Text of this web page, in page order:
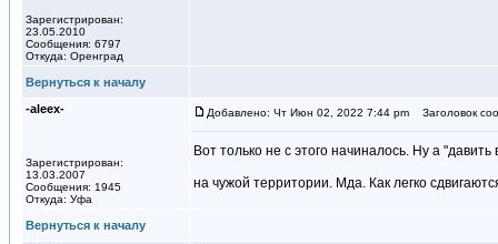
Зарегистрирован:
23.05.2010
Сообщения: 6797
Откуда: Оренград
Вернуться к началу
-aleex-
Зарегистрирован:
13.03.2007
Сообщения: 1945
Откуда: Уфа
Добавлено: Чт Июн 02, 2022 7:44 pm Заголовок
Вот только не с этого начиналось. Ну а
на чужой территории. Мда. Как легко
Вернуться к началу